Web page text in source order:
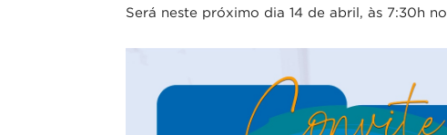
Será neste próximo dia 14 de abril, às 7:30h